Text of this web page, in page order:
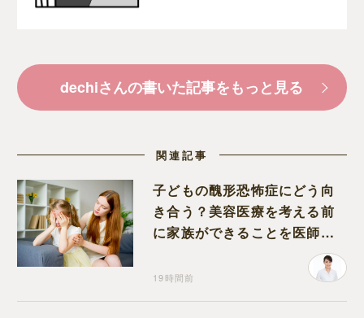
dechiさんの書いた記事をもっと見る
関連記事
子どもの醜形恐怖症にどう向
き合う？美容医療を考える前
に家族ができることを医師が
19時間前